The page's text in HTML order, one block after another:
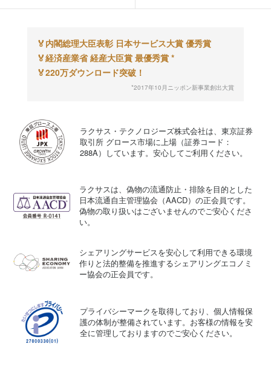
🏅 内閣総理大臣表彰 日本サービス大賞 優秀賞
🏅経済産業省 経産大臣賞 最優秀賞 *
🏅220万ダウンロード突破！
*2017年10月ニッポン新事業創出大賞
ラクサス・テクノロジーズ株式会社は、東京証券
取引所 グロース市場に上場（証券コード：
288A）しています。安心してご利用ください。
ラクサスは、偽物の流通防止・排除を目的とした
日本流通自主管理協会（AACD）の正会員です。
偽物の取り扱いはございませんのでご安心くださ
い。
シェアリングサービスを安心して利用できる環境
作りと法的整備を推進するシェアリングエコノミ
ー協会の正会員です。
プライバシーマークを取得しており、個人情報保
護の体制が整備されています。お客様の情報を安
全に管理しておりますのでご安心ください。